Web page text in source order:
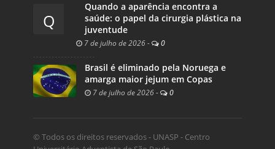
Q
Quando a aparência encontra a
saúde: o papel da cirurgia plástica na
juventude
7 de julho de 2026 - 0
Brasil é eliminado pela Noruega e
amarga maior jejum em Copas
7 de julho de 2026 - 0
© Todos os direitos reservados - UNASP - Centro